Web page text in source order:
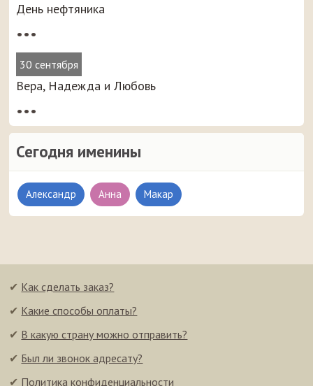
День нефтяника
•••
30 сентября
Вера, Надежда и Любовь
•••
Сегодня именины
Александр Анна Макар
✔ Как сделать заказ?
✔ Какие способы оплаты?
✔ В какую страну можно отправить?
✔ Был ли звонок адресату?
✔ Политика конфиденциальности